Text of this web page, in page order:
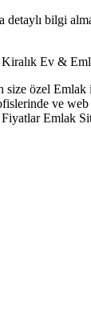
detaylı bilgi
size özel Emlak
ve
Emlak